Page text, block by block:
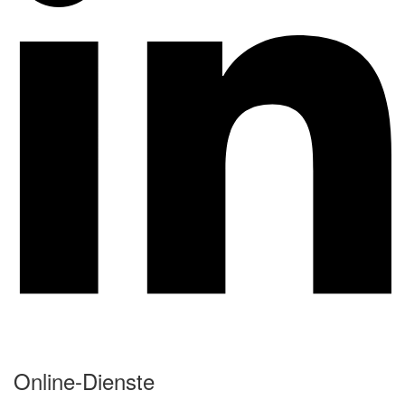
Online-Dienste